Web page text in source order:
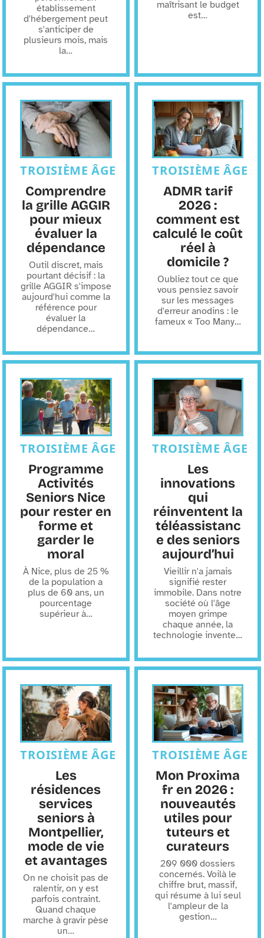
établissement
d'hébergement peut
s'anticiper de
plusieurs mois, mais
la…
maîtrisant le budget
est…
TROISIÈME ÂGE
Comprendre
la grille AGGIR
pour mieux
évaluer la
dépendance
Outil discret, mais
pourtant décisif : la
grille AGGIR s'impose
aujourd'hui comme la
référence pour
évaluer la
dépendance…
TROISIÈME ÂGE
ADMR tarif
2026 :
comment est
calculé le coût
réel à
domicile ?
Oubliez tout ce que
vous pensiez savoir
sur les messages
d'erreur anodins : le
fameux « Too Many…
TROISIÈME ÂGE
Programme
Activités
Seniors Nice
pour rester en
forme et
garder le
moral
À Nice, plus de 25 %
de la population a
plus de 60 ans, un
pourcentage
supérieur à…
TROISIÈME ÂGE
Les
innovations
qui
réinventent la
téléassistanc
e des seniors
aujourd’hui
Vieillir n'a jamais
signifié rester
immobile. Dans notre
société où l'âge
moyen grimpe
chaque année, la
technologie invente…
TROISIÈME ÂGE
Les
résidences
services
seniors à
Montpellier,
mode de vie
et avantages
On ne choisit pas de
ralentir, on y est
parfois contraint.
Quand chaque
marche à gravir pèse
un…
TROISIÈME ÂGE
Mon Proxima
fr en 2026 :
nouveautés
utiles pour
tuteurs et
curateurs
209 000 dossiers
concernés. Voilà le
chiffre brut, massif,
qui résume à lui seul
l'ampleur de la
gestion…